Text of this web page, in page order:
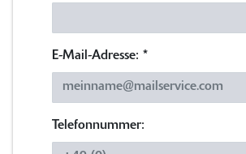
E-Mail-Adresse: *
Telefonnummer: